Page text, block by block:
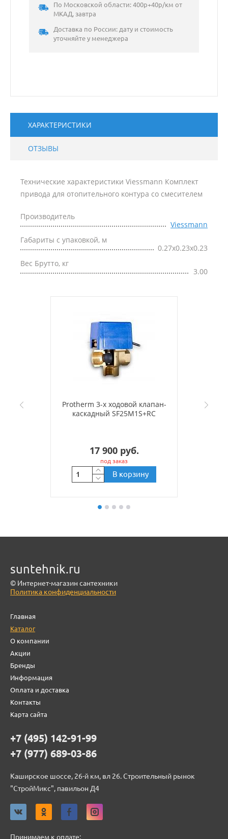
По Московской области: 400р+40р/км от
МКАД, завтра
Доставка по России: дату и стоимость
уточняйте у менеджера
ХАРАКТЕРИСТИКИ
ОТЗЫВЫ
Технические характеристики Viessmann Комплект
привода для отопительного контура со смесителем
Производитель
Viessmann
Габариты с упаковкой, м
0.27x0.23x0.23
Вес Брутто, кг
3.00
Protherm 3-х ходовой клапан-
каскадный SF25M1S+RC
17 900 руб.
под заказ
В корзину
suntehnik.ru
© Интернет-магазин сантехники
Политика конфиденциальности
Главная
Каталог
О компании
Акции
Бренды
Информация
Оплата и доставка
Контакты
Карта сайта
+7 (495) 142-91-99
+7 (977) 689-03-86
Каширское шоссе, 26-й км, вл 26. Строительный рынок
"СтройМикс", павильон Д4
Принимаем к оплате: